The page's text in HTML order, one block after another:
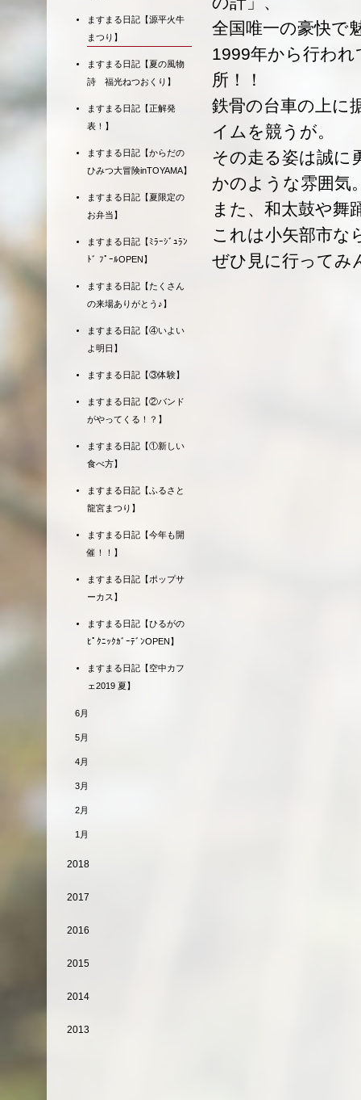
全国唯一の豪快で
1999年から行わ
所！！
鉄骨の台車の上に
イムを競うが。
その走る姿は誠に
かのような雰囲気
また、和太鼓や舞
これは小矢部市な
ぜひ見に行ってみ
ますまる日記【源平火牛
まつり】
ますまる日記【夏の風物
詩 福光ねつおくり】
ますまる日記【正解発
表！】
ますまる日記【からだの
ひみつ大冒険inTOYAMA】
ますまる日記【夏限定の
お弁当】
ますまる日記【ﾐﾗｰｼﾞｭﾗﾝ
ﾄﾞ ﾌﾟｰﾙOPEN】
ますまる日記【たくさん
の来場ありがとう♪】
ますまる日記【④いよい
よ明日】
ますまる日記【③体験】
ますまる日記【②バンド
がやってくる！？】
ますまる日記【①新しい
食べ方】
ますまる日記【ふるさと
龍宮まつり】
ますまる日記【今年も開
催！！】
ますまる日記【ポップサ
ーカス】
ますまる日記【ひるがの
ﾋﾟｸﾆｯｸｶﾞｰﾃﾞﾝOPEN】
ますまる日記【空中カフ
ェ2019 夏】
6月
5月
4月
3月
2月
1月
2018
2017
2016
2015
2014
2013